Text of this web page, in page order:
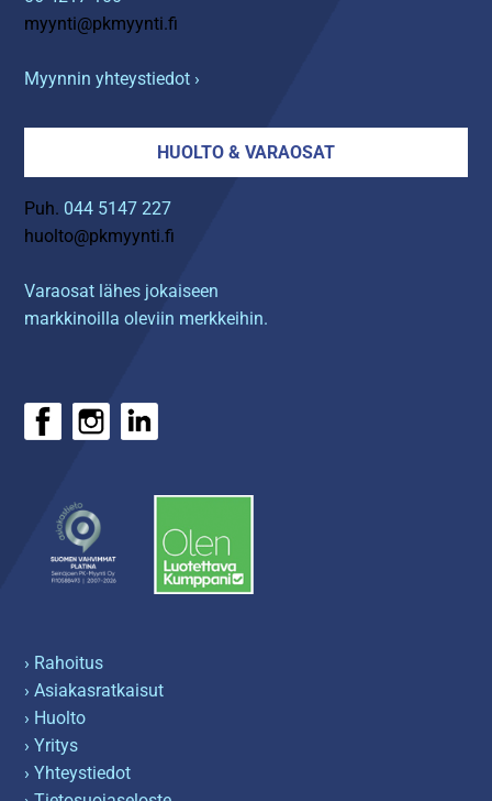
myynti@pkmyynti.fi
Myynnin yhteystiedot ›
HUOLTO & VARAOSAT
Puh. 044 5147 227
huolto@pkmyynti.fi
Varaosat lähes jokaiseen
markkinoilla oleviin merkkeihin.
› Rahoitus
› Asiakasratkaisut
› Huolto
› Yritys
› Yhteystiedot